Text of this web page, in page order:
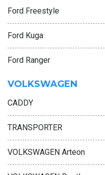
Ford Freestyle
Ford Kuga
Ford Ranger
VOLKSWAGEN
CADDY
TRANSPORTER
VOLKSWAGEN Arteon